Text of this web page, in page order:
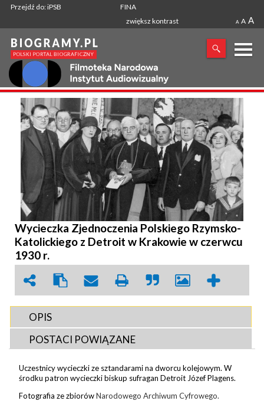
Przejdź do: iPSB
FINA
zwiększ kontrast
A A A
X
SZUKANA FRAZA
Wycieczka Zjednoczenia Polskiego Rzymsko-
Katolickiego z Detroit w Krakowie w czerwcu
1930 r.
OPIS
POSTACI POWIĄZANE
Uczestnicy wycieczki ze sztandarami na dworcu kolejowym. W
środku patron wycieczki biskup sufragan Detroit Józef Plagens.
Fotografia ze zbiorówNarodowego Archiwum Cyfrowego.